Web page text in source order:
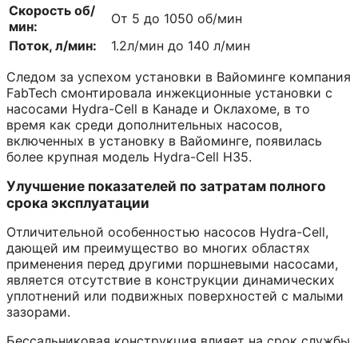
Скорость об/
мин:
От 5 до 1050 об/мин
Поток, л/мин:
1.2л/мин до 140 л/мин
Следом за успехом установки в Вайоминге компания
FabTech смонтировала инжекционные установки с
насосами Hydra-Cell в Канаде и Оклахоме, в то
время как среди дополнительных насосов,
включенных в установку в Вайоминге, появилась
более крупная модель Hydra-Cell H35.
Улучшение показателей по затратам полного
срока эксплуатации
Отличительной особенностью насосов Hydra-Cell,
дающей им преимущество во многих областях
применения перед другими поршневыми насосами,
является отсутствие в конструкции динамических
уплотнений или подвижных поверхностей с малыми
зазорами.